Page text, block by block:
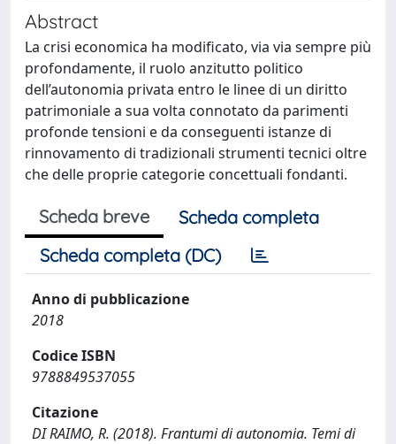
Abstract
La crisi economica ha modificato, via via sempre più
profondamente, il ruolo anzitutto politico
dell’autonomia privata entro le linee di un diritto
patrimoniale a sua volta connotato da parimenti
profonde tensioni e da conseguenti istanze di
rinnovamento di tradizionali strumenti tecnici oltre
che delle proprie categorie concettuali fondanti.
Scheda breve
Scheda completa
Scheda completa (DC)
Anno di pubblicazione
2018
Codice ISBN
9788849537055
Citazione
DI RAIMO, R. (2018). Frantumi di autonomia. Temi di